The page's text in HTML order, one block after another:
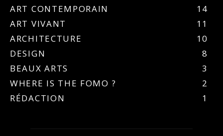
ART CONTEMPORAIN
14
ART VIVANT
11
ARCHITECTURE
10
DESIGN
8
BEAUX ARTS
3
WHERE IS THE FOMO ?
2
RÉDACTION
1